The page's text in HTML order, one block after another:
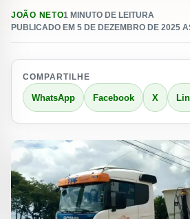
JOÃO NETO1 MINUTO DE LEITURA
PUBLICADO EM 5 DE DEZEMBRO DE 2025
COMPARTILHE
WhatsApp Facebook X